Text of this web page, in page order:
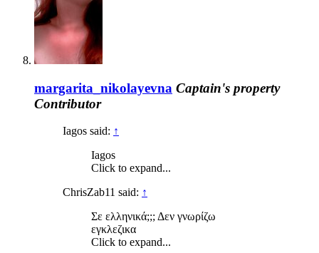
margarita_nikolayevna Captain's property
Contributor
Iagos said: ↑
Iagos
Click to expand...
ChrisZab11 said: ↑
Σε ελληνικά;;; Δεν γνωρίζω
εγκλεζικα
Click to expand...